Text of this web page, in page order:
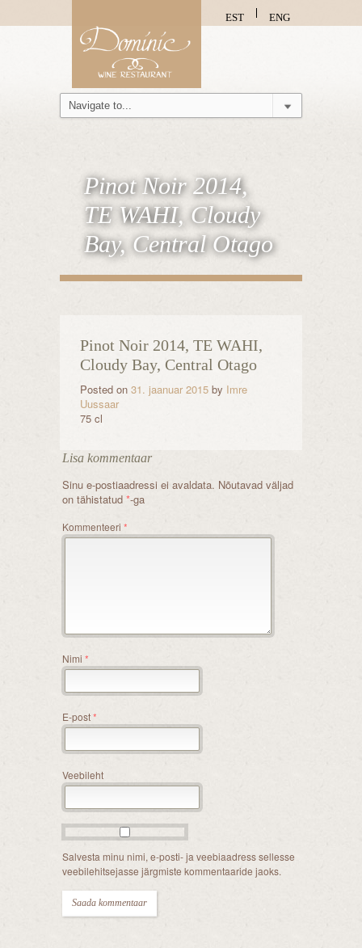
ENG
EST
Pinot Noir 2014,
TE WAHI, Cloudy
Bay, Central Otago
Pinot Noir 2014, TE WAHI,
Cloudy Bay, Central Otago
Posted on 31. jaanuar 2015 by Imre
Uussaar
75 cl
Lisa kommentaar
Sinu e-postiaadressi ei avaldata. Nõutavad väljad
on tähistatud *-ga
Kommenteeri *
Nimi *
E-post*
Veebileht
Salvesta minu nimi, e-posti- ja veebiaadress sellesse
veebilehitsejasse järgmiste kommentaaride jaoks.